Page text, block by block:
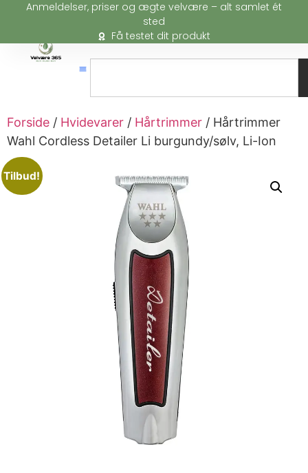
Anmeldelser, priser og ægte velvære – alt samlet ét
sted
Få testet dit produkt
Forside / Hvidevarer / Hårtrimmer / Hårtrimmer
Wahl Cordless Detailer Li burgundy/sølv, Li-Ion
Tilbud!